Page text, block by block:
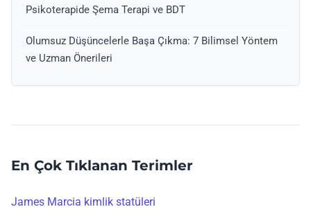
Psikoterapide Şema Terapi ve BDT
Olumsuz Düşüncelerle Başa Çıkma: 7 Bilimsel Yöntem
ve Uzman Önerileri
En Çok Tıklanan Terimler
James Marcia kimlik statüleri